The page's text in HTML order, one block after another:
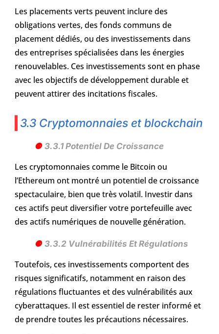
Les placements verts peuvent inclure des
obligations vertes, des fonds communs de
placement dédiés, ou des investissements dans
des entreprises spécialisées dans les énergies
renouvelables. Ces investissements sont en phase
avec les objectifs de développement durable et
peuvent attirer des incitations fiscales.
3.3 Cryptomonnaies et blockchain
3.3.1 Potentiel De Croissance
Les cryptomonnaies comme le Bitcoin ou
l’Ethereum ont montré un potentiel de croissance
spectaculaire, bien que très volatil. Investir dans
ces actifs peut diversifier votre portefeuille avec
des actifs numériques de nouvelle génération.
3.3.2 Vulnérabilités Et Régulations
Toutefois, ces investissements comportent des
risques significatifs, notamment en raison des
régulations fluctuantes et des vulnérabilités aux
cyberattaques. Il est essentiel de rester informé et
de prendre toutes les précautions nécessaires.